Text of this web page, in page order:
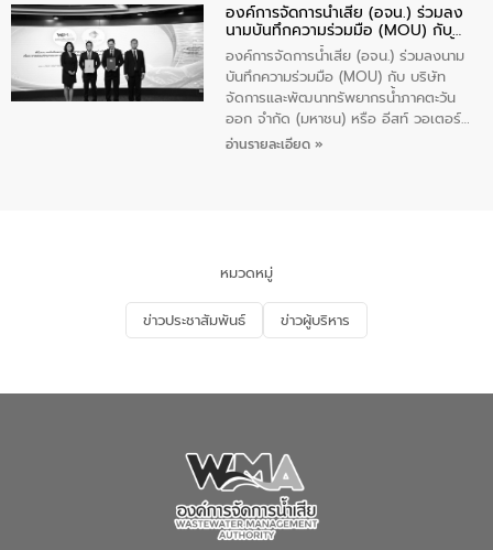
ชุมชนและการบำบัดน้ำเสียเบื้องต้น ให้กับ
นักเรียนชั้นประถมศึกษาปีที่ 5 โรงเรียน
เทศบาล 1 (พะเยาประชานุกูล) จำนวน 30
คน
องค์การจัดการน้ำเสีย (อจน.) ร่วมลง
นามบันทึกความร่วมมือ (MOU) กับ
บริษัท จัดการและพัฒนาทรัพยากรน้ำ
ภาคตะวันออก จำกัด (มหาชน) หรือ อีส
ท์ วอเตอร์
องค์การจัดการน้ำเสีย (อจน.) ร่วมลงนาม
บันทึกความร่วมมือ (MOU) กับ บริษัท
จัดการและพัฒนาทรัพยากรน้ำภาคตะวัน
ออก จำกัด (มหาชน) หรือ อีสท์ วอเตอร์
เมื่อวันอังคารที่ 4 สิงหาคม 2569 ณ ห้อง
ด้านน้ำของประเทศ และเตรียมความพร้อม
รองรับการเติบโตของเมือง รวมถึงการ
ลงทุนในอุตสาหกรรมแห่งอนาคต ตลอดจน
มุ่งตอบโจทย์ความท้าทายจากวิกฤตการ
ในครั้งนี้เป็นการดึงจุดแข็งและความ
(อจน.) มาผสานกับประสบการณ์และ
เทคโนโลยีโครงข่ายน้ำครบวงจรในพื้นที่ EEC
ของอีสท์ วอเตอร์ เพื่อร่วมกันศึกษา
เทคโนโลยีการปรับปรุงคุณภาพน้ำ (Water
Reuse) และพัฒนารูปแบบการดำเนินงาน
อ่านรายละเอียด »
หมวดหมู่
ข่าวประชาสัมพันธ์ ข่าวผู้บริหาร